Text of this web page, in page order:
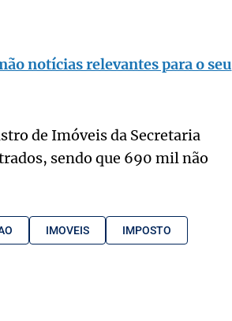
notícias relevantes para o seu
de Imóveis da Secretaria
sendo que 690 mil não
IMOVEIS IMPOSTO